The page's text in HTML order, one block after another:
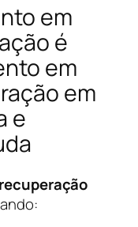
em
é
em
em
e